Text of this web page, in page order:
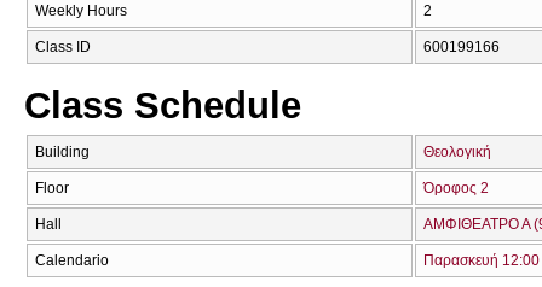
Weekly Hours 2
Class ID 600199166
Class Schedule
Building Θεολογική
Floor Όροφος 2
Hall ΑΜΦΙΘΕΑΤΡΟ Α
Calendario Παρασκευή